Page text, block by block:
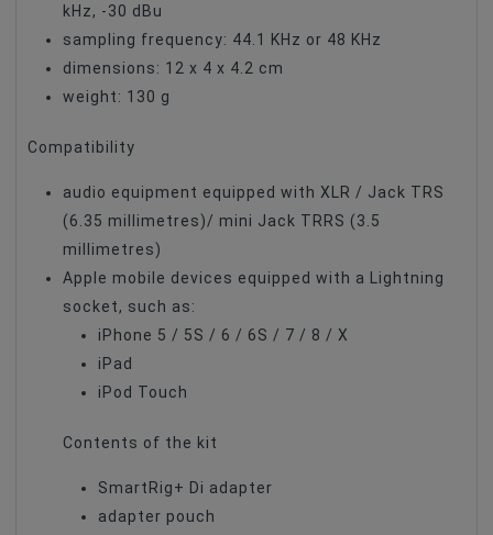
kHz, -30 dBu
sampling frequency: 44.1 KHz or 48 KHz
dimensions: 12 x 4 x 4.2 cm
weight: 130 g
Compatibility
audio equipment equipped with XLR / Jack TRS
(6.35 millimetres)/ mini Jack TRRS (3.5
millimetres)
Apple mobile devices equipped with a Lightning
socket, such as:
iPhone 5 / 5S / 6 / 6S / 7 / 8 / X
iPad
iPod Touch
Contents of the kit
SmartRig+ Di adapter
adapter pouch